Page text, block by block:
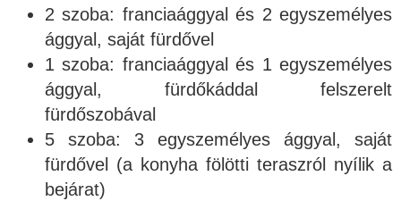
2 szoba: franciaággyal és 2 egyszemélyes
ággyal, saját fürdővel
1 szoba: franciaággyal és 1 egyszemélyes
ággyal, fürdőkáddal felszerelt
fürdőszobával
5 szoba: 3 egyszemélyes ággyal, saját
fürdővel (a konyha fölötti teraszról nyílik a
bejárat)